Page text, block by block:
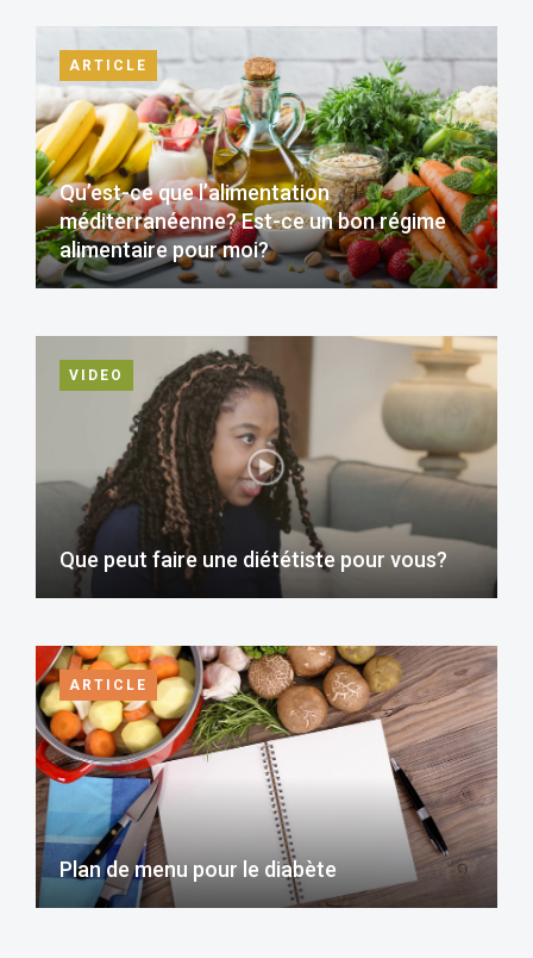
ARTICLE
Qu’est-ce que l’alimentation
méditerranéenne? Est-ce un bon régime
alimentaire pour moi?
VIDEO
Que peut faire une diététiste pour vous?
ARTICLE
Plan de menu pour le diabète